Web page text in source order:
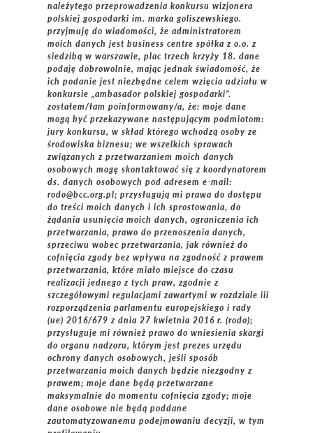
należytego przeprowadzenia konkursu wizjonera
polskiej gospodarki im. marka goliszewskiego.
przyjmuję do wiadomości, że administratorem
moich danych jest business centre spółka z o.o. z
siedzibą w warszawie, plac trzech krzyży 18. dane
podaję dobrowolnie, mając jednak świadomość, że
ich podanie jest niezbędne celem wzięcia udziału w
konkursie „ambasador polskiej gospodarki”.
zostałem/łam poinformowany/a, że: moje dane
mogą być przekazywane następującym podmiotom:
jury konkursu, w skład którego wchodzą osoby ze
środowiska biznesu; we wszelkich sprawach
związanych z przetwarzaniem moich danych
osobowych mogę skontaktować się z koordynatorem
ds. danych osobowych pod adresem e-mail:
rodo@bcc.org.pl; przysługują mi prawa do dostępu
do treści moich danych i ich sprostowania, do
żądania usunięcia moich danych, ograniczenia ich
przetwarzania, prawo do przenoszenia danych,
sprzeciwu wobec przetwarzania, jak również do
cofnięcia zgody bez wpływu na zgodność z prawem
przetwarzania, które miało miejsce do czasu
realizacji jednego z tych praw, zgodnie z
szczegółowymi regulacjami zawartymi w rozdziale iii
rozporządzenia parlamentu europejskiego i rady
(ue) 2016/679 z dnia 27 kwietnia 2016 r. (rodo);
przysługuje mi również prawo do wniesienia skargi
do organu nadzoru, którym jest prezes urzędu
ochrony danych osobowych, jeśli sposób
przetwarzania moich danych będzie niezgodny z
prawem; moje dane będą przetwarzane
maksymalnie do momentu cofnięcia zgody; moje
dane osobowe nie będą poddane
zautomatyzowanemu podejmowaniu decyzji, w tym